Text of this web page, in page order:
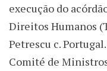
execução do
Direitos Humanos
Petrescu c.
Comité de